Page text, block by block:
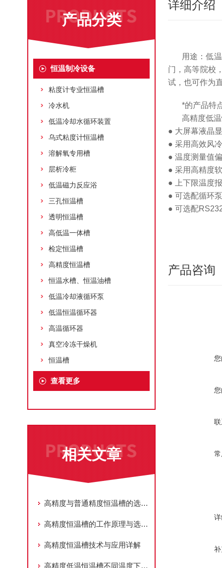
产品分类
恒温制冷设备
粘度计专业恒温槽
冷水机
低温冷却水循环装置
乌式粘度计恒温槽
溶解氧专用槽
层析冷柜
低温磁力反应浴
三孔恒温槽
透明恒温槽
高低温一体槽
检定恒温槽
高精度恒温槽
恒温水槽、恒温油槽
低温冷却液循环泵
低温恒温循环器
高温循环器
真空冷冻干燥机
恒温槽
查看更多
相关文章
高精度与普通精度恒温槽的选购指南
高精度恒温槽的工作原理与选购指南
高精度恒温槽技术与应用详解
高精度低温恒温槽不同温度下的介质选择您知道吗？
详细介绍
用途：低
门，高等院校
试，也可作为
*的产品特
高精度低
● 大屏幕液晶
● 采用高效风
● 温度测量值
● 采用高精度
● 上下限温度
● 可选配循环
● 可选配
产品咨询